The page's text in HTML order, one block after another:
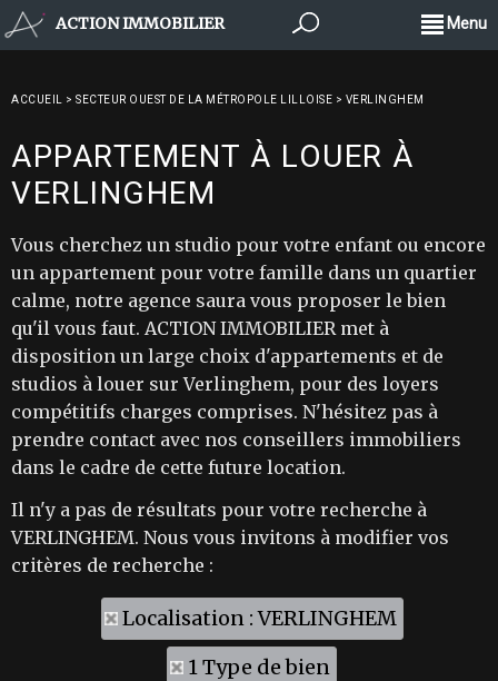
ACTION IMMOBILIER Menu
ACCUEIL > SECTEUR OUEST DE LA MÉTROPOLE LILLOISE > VERLINGHEM
APPARTEMENT À LOUER À
VERLINGHEM
Vous cherchez un studio pour votre enfant ou encore
un appartement pour votre famille dans un quartier
calme, notre agence saura vous proposer le bien
qu'il vous faut. ACTION IMMOBILIER met à
disposition un large choix d'appartements et de
studios à louer sur Verlinghem, pour des loyers
compétitifs charges comprises. N'hésitez pas à
prendre contact avec nos conseillers immobiliers
dans le cadre de cette future location.
Il n'y a pas de résultats pour votre recherche à
VERLINGHEM. Nous vous invitons à modifier vos
critères de recherche :
Localisation : VERLINGHEM
1 Type de bien